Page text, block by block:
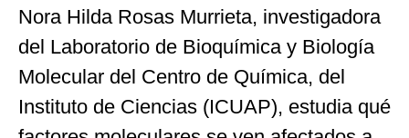
Nora Hilda Rosas Murrieta, investigadora
del Laboratorio de Bioquímica y Biología
Molecular del Centro de Química, del
Instituto de Ciencias (ICUAP), estudia qué